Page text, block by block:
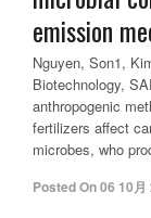
emission
Nguyen, Son1,
Biotechnology,
anthropogenic
fertilizers affect
microbes, who
Posted On06 10月